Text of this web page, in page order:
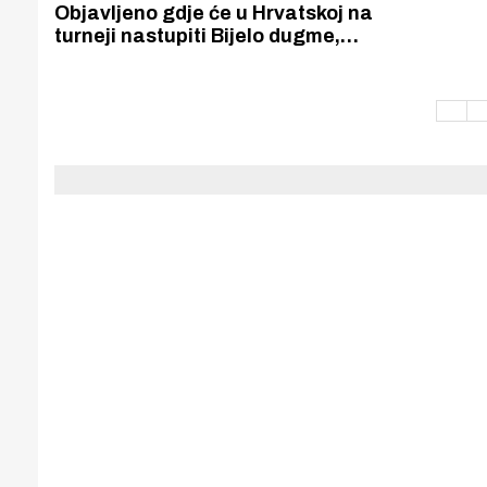
Objavljeno gdje će u Hrvatskoj na
turneji nastupiti Bijelo dugme,